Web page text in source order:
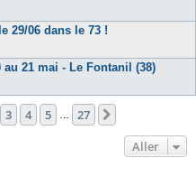
29/06 dans le 73 !
au 21 mai - Le Fontanil (38)
27
3 4 5 27
Aller